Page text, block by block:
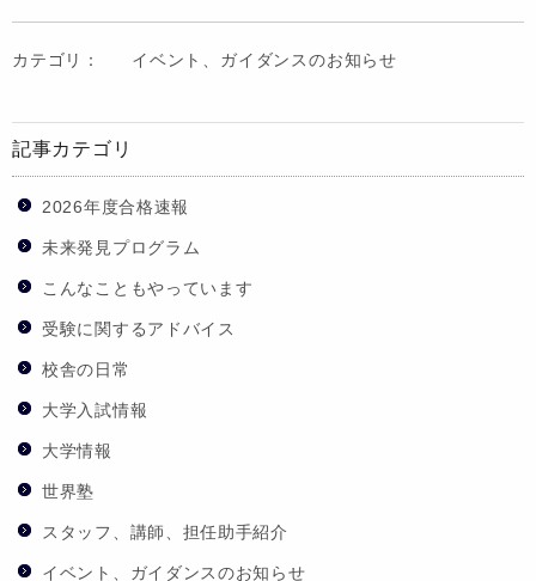
カテゴリ： イベント、ガイダンスのお知らせ
記事カテゴリ
2026年度合格速報
未来発見プログラム
こんなこともやっています
受験に関するアドバイス
校舎の日常
大学入試情報
大学情報
世界塾
スタッフ、講師、担任助手紹介
イベント、ガイダンスのお知らせ